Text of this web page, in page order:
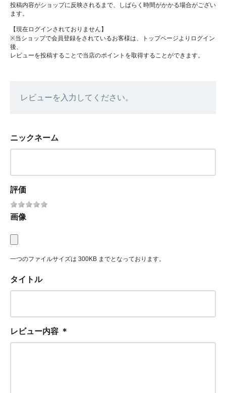
投稿内容がショップに反映されるまで、しばらく時間がかかる場合がござい
ます。
【現在ログインされておりません】
※当ショップで会員登録をされているお客様は、トップページよりログイン
後、
レビューを投稿することで当店のポイントを取得することができます。
レビューを入力してください。
ニックネーム
評価
画像
一つのファイルサイズは 300KB までとなっております。
タイトル
レビュー内容 ＊